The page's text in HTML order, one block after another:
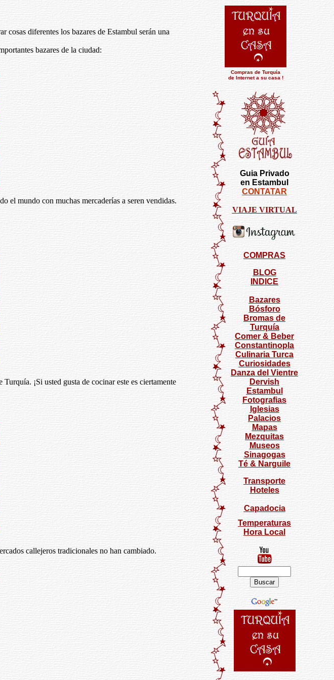
cosas diferentes los bazares de Estambul serán una
bazares de la ciudad:
el mundo con muchas mercaderías a seren vendidas.
¡Si usted gusta de cocinar este es ciertamente
callejeros tradicionales no han cambiado.
Compras de Turquía
de Internet a su casa !
Guia Privado
en Estambul
CONTATAR
VIAJE VIRTUAL
COMPRAS
BLOG
INDICE
Bazares
Bósforo
Bromas de
Turquía
Comer & Beber
Constantinopla
Culinaria Turca
Curiosidades
Danza del Vientre
Dervish
Estambul
Fotografias
Iglesias
Palacios
Mapas
Mezquitas
Museos
Sinagogas
Té & Narguile
Transporte
Hoteles
Capadocia
Temperaturas
Hora Local